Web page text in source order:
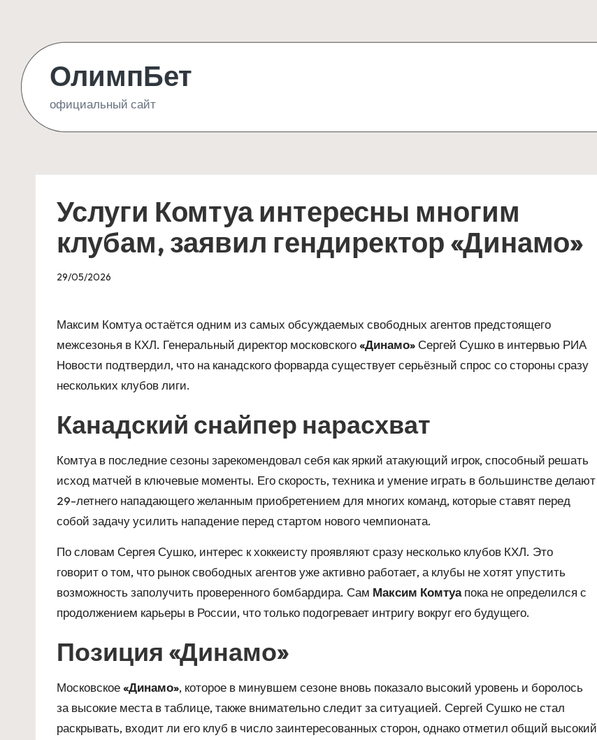
content
ОлимпБет
официальный сайт
Услуги Комтуа интересны многим
клубам, заявил гендиректор «Динамо»
29/05/2026
Максим Комтуа остаётся одним из самых обсуждаемых свободных агентов предстоящего
межсезонья в КХЛ. Генеральный директор московского«Динамо»Сергей Сушко в интервью РИА
Новости подтвердил, что на канадского форварда существует серьёзный спрос со стороны сразу
нескольких клубов лиги.
Канадский снайпер нарасхват
Комтуа в последние сезоны зарекомендовал себя как яркий атакующий игрок, способный решать
исход матчей в ключевые моменты. Его скорость, техника и умение играть в большинстве делают
29-летнего нападающего желанным приобретением для многих команд, которые ставят перед
собой задачу усилить нападение перед стартом нового чемпионата.
По словам Сергея Сушко, интерес к хоккеисту проявляют сразу несколько клубов КХЛ. Это
говорит о том, что рынок свободных агентов уже активно работает, а клубы не хотят упустить
возможность заполучить проверенного бомбардира. Сам Максим Комтуапока не определился с
продолжением карьеры в России, что только подогревает интригу вокруг его будущего.
Позиция «Динамо»
Московское«Динамо», которое в минувшем сезоне вновь показало высокий уровень и боролось
за высокие места в таблице, также внимательно следит за ситуацией. Сергей Сушко не стал
раскрывать, входит ли его клуб в число заинтересованных сторон, однако отметил общий высокий